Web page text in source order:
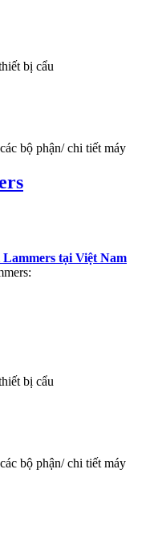
bị cẩu
bộ phận/ chi tiết máy
tại Việt Nam
bị cẩu
bộ phận/ chi tiết máy